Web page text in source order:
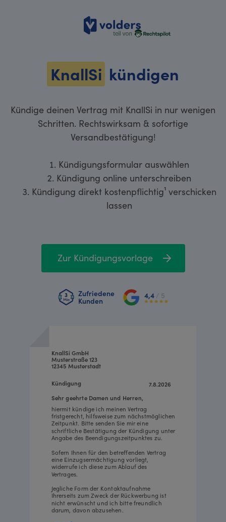
volders
KnallSi kündigen
Kündige deinen Vertrag mit KnallSi in nur wenigen
Schritten. Rechtswirksam & sofortige
Versandbestätigung!
Kündigungsformular auswählen
Kündigung online unterschreiben
Kündigung direkt kostenpflichtig¹ verschicken
lassen
Zur Kündigungsvorlage
Zufriedene
Kunden
4,4 / 5
7.8.2026
KnallSi GmbH
Musterstraße 123
12345 Musterstadt
hiermit kündige ich meinen Vertrag
fristgerecht, hilfsweise zum nächstmöglichen
Zeitpunkt. Bitte senden Sie mir eine
schriftliche Bestätigung der Kündigung unter
Angabe des Beendigungszeitpunktes zu.
Sofern Ihnen für den betreffenden Vertrag
eine Einzugsermächtigung vorliegt,
widerrufe ich diese zum Ablauf des
Vertrages.
Jegliche Form der Kontaktaufnahme
Ihrerseits zum Zweck der Rückwerbung ist
nicht erwünscht und ich bitte freundlich
darum, davon abzusehen.
Sehr geehrte Damen und Herren,
Kündigung